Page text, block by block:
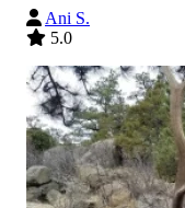
Ani S.
5.0